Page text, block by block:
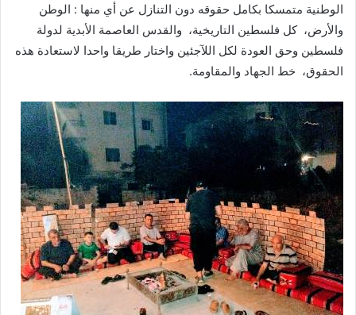
الوطنية متمسكا بكامل حقوقه دون التنازل عن أي منها : الوطن
والأرض، كل فلسطين التاريخية، والقدس العاصمة الأبدية لدولة
فلسطين وحق العودة لكل اللآجئين واختار طريقا واحدا لاستعادة هذه
الحقوق، خط الجهاد والمقاومة.